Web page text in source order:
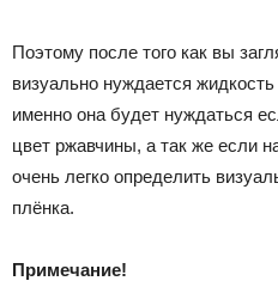
Поэтому после того как вы
визуально нуждается
именно она будет нуждаться
цвет ржавчины, а так же если
очень легко определить
плёнка.
Примечание!